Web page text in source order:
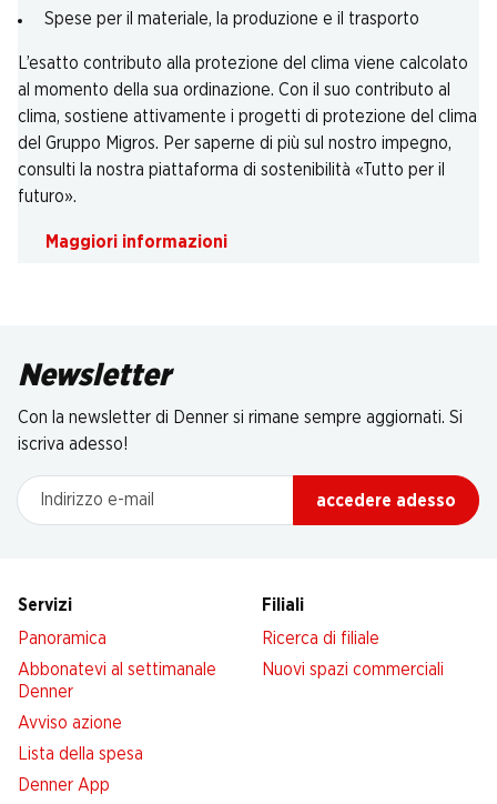
Spese per il materiale, la produzione e il trasporto
L’esatto contributo alla protezione del clima viene calcolato
al momento della sua ordinazione. Con il suo contributo al
clima, sostiene attivamente i progetti di protezione del clima
del Gruppo Migros. Per saperne di più sul nostro impegno,
consulti la nostra piattaforma di sostenibilità «Tutto per il
futuro».
Maggiori informazioni
Newsletter
Con la newsletter di Denner si rimane sempre aggiornati. Si
iscriva adesso!
Indirizzo e-mail
accedere adesso
Servizi
Panoramica
Abbonatevi al settimanale
Denner
Avviso azione
Lista della spesa
Denner App
Filiali
Ricerca di filiale
Nuovi spazi commerciali